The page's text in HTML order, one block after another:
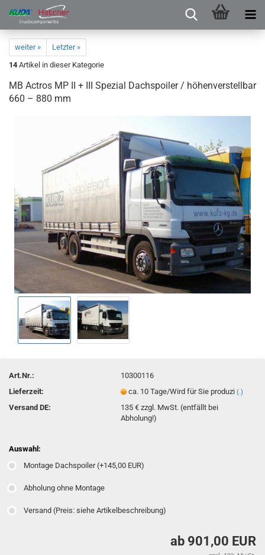
weiter »
Letzter »
14 Artikel in dieser Kategorie
MB Actros MP II + III Spezial Dachspoiler / höhenverstellbar
660 – 880 mm
Art.Nr.:
10300116
Lieferzeit:
ca. 10 Tage/Wird für Sie produzi(.)
Versand DE:
135 € zzgl. MwSt. (entfällt bei
Abholung!)
Auswahl:
Montage Dachspoiler (+145,00 EUR)
Abholung ohne Montage
Versand (Preis: siehe Artikelbeschreibung)
ab 901,00 EUR